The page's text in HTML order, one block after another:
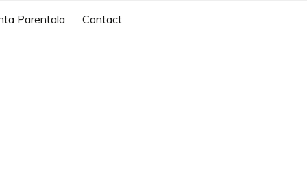
Parentala Contact